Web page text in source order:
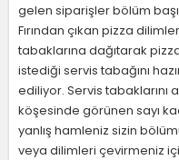
gelen siparişler bölüm
Fırından çıkan pizza
tabaklarına dağıtarak
istediği servis tabağını
ediliyor. Servis tabaklarını
köşesinde görünen sayı
yanlış hamleniz sizin
veya dilimleri çevirmeniz